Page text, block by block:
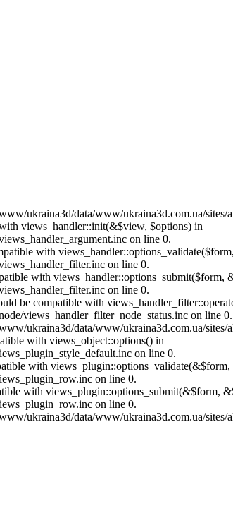
ukraina3d/data/www/ukraina3d.com.ua/
views_handler::init(&$view, $options) in
on line 0.
with
on line 0.
with views_handler::options_submit($form,
on line 0.
be compatible with
views_handler_filter_node_status.inc on line 0.
ukraina3d/data/www/ukraina3d.com.ua/
with views_object::options() in
on line 0.
with
on line 0.
with views_plugin::options_submit(&$form,
on line 0.
ukraina3d/data/www/ukraina3d.com.ua/